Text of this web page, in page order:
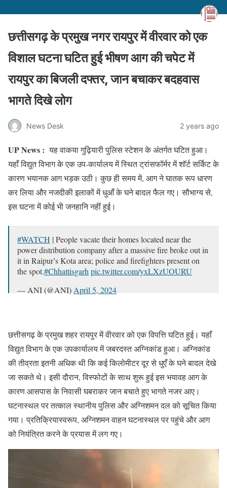
छत्तीसगढ़ के प्रमुख नगर रायपुर में वीरवार को एक
विशाल घटना घटित हुई भीषण आग की चपेट में
रायपुर का बिजली दफ्तर, जान बचाकर बदहवास
भागते दिखे लोग
News Desk 2 years ago
UP News : यह वाकया गुढ़ियारी पुलिस स्टेशन के अंतर्गत घटित हुआ।
यहाँ विद्युत विभाग के एक उप-कार्यालय में स्थित ट्रांसफॉर्मर में शॉर्ट सर्किट के
कारण भयानक आग भड़क उठी। कुछ ही समय में, आग ने घातक रूप धारण
कर लिया और नजदीकी इलाकों में धुआँ के घने बादल फैल गए। सौभाग्य से,
इस घटना में कोई भी जनहानि नहीं हुई।
#WATCH | People vacate their homes located near the
power distribution company after a massive fire broke out in
it in Raipur’s Kota area; police and firefighters present on
the spot.#Chhattisgarh pic.twitter.com/yxLXzUOURU
— ANI (@ANI) April 5, 2024
छत्तीसगढ़ के प्रमुख शहर रायपुर में वीरवार को एक विपत्ति घटित हुई। यहाँ
विद्युत विभाग के एक उपकार्यालय में जबरदस्त अग्निकांड हुआ। अग्निकांड
की तीव्रता इतनी अधिक थी कि कई किलोमीटर दूर से धुएँ के घने बादल देखे
जा सकते थे। इसी दौरान, विस्फोटों के साथ शुरू हुई इस भयावह आग के
कारण आसपास के निवासी घबराकर जान बचाते हुए भागते नजर आए।
घटनास्थल पर तत्काल स्थानीय पुलिस और अग्निशमन दल को सूचित किया
गया। प्रतिक्रियास्वरूप, अग्निशमन वाहन घटनास्थल पर पहुंचे और आग
को नियंत्रित करने के प्रयास में लग गए।